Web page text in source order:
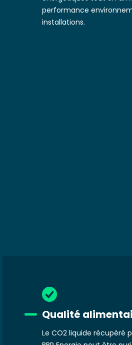
performance
installations.
Qualité
Le CO2 liquide récupéré